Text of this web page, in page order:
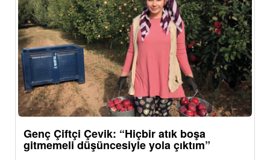
Genç Çiftçi Çevik: “Hiçbir atık boşa
gitmemeli düşüncesiyle yola çıktım”